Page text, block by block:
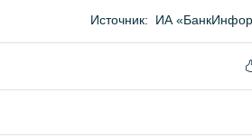
Источник: ИА